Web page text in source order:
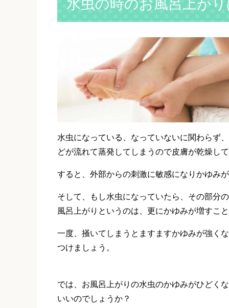
水虫の時のお風呂上が
水虫になっている、なっていないに関わらず
どが流れて蒸発してしまうので皮膚が乾燥し
すると、外部からの刺激に敏感になりかゆみ
そして、もし水虫になっていたら、その部分
風呂上がりというのは、更にかゆみが増すこと
一度、掻いてしまうとますますかゆみが強く
つけましょう。
では、お風呂上がりの水虫のかゆみがひどく
いいのでしょうか？